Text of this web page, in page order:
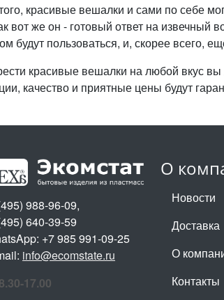
красивые вешалки и сами по себе
вот же он - готовый ответ на
будут пользоваться, и, скорее всего,
красивые вешалки на любой вкус
качество и приятные цены будут
О
Новости
Доставка
О
Контакты
988-96-09,
640-39-59
+7 985 991-09-25
info@ecomstate.ru
17.00